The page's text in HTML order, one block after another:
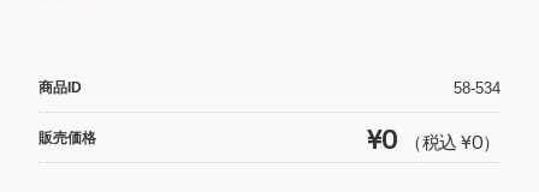
e
b
o
商品ID 58-534
販売価格 ¥0 （税込 ¥0）